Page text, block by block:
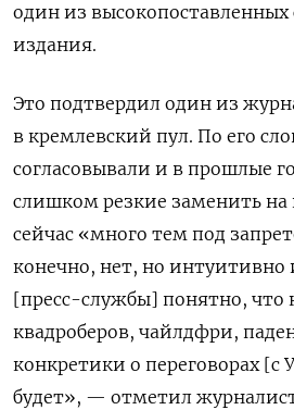
один из высокопоставленных
издания.
Это подтвердил один из
в кремлевский пул. По его
согласовывали и в прошлые
слишком резкие заменить на
сейчас «много тем под
конечно, нет, но интуитивно
[пресс-службы] понятно, что
квадроберов, чайлдфри,
конкретики о переговорах [с
будет», — отметил